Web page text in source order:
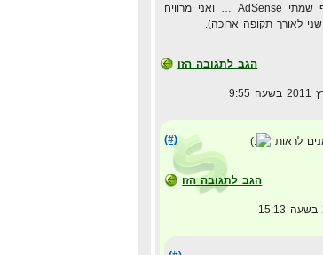
לא הצלחתי לעשות ממנו כסף … בסוף שמתי AdSense … ואני מרוויח
לאורך תקופה ארוכה).
הגב לתגובה הזו
(#) לראות
הגב לתגובה הזו